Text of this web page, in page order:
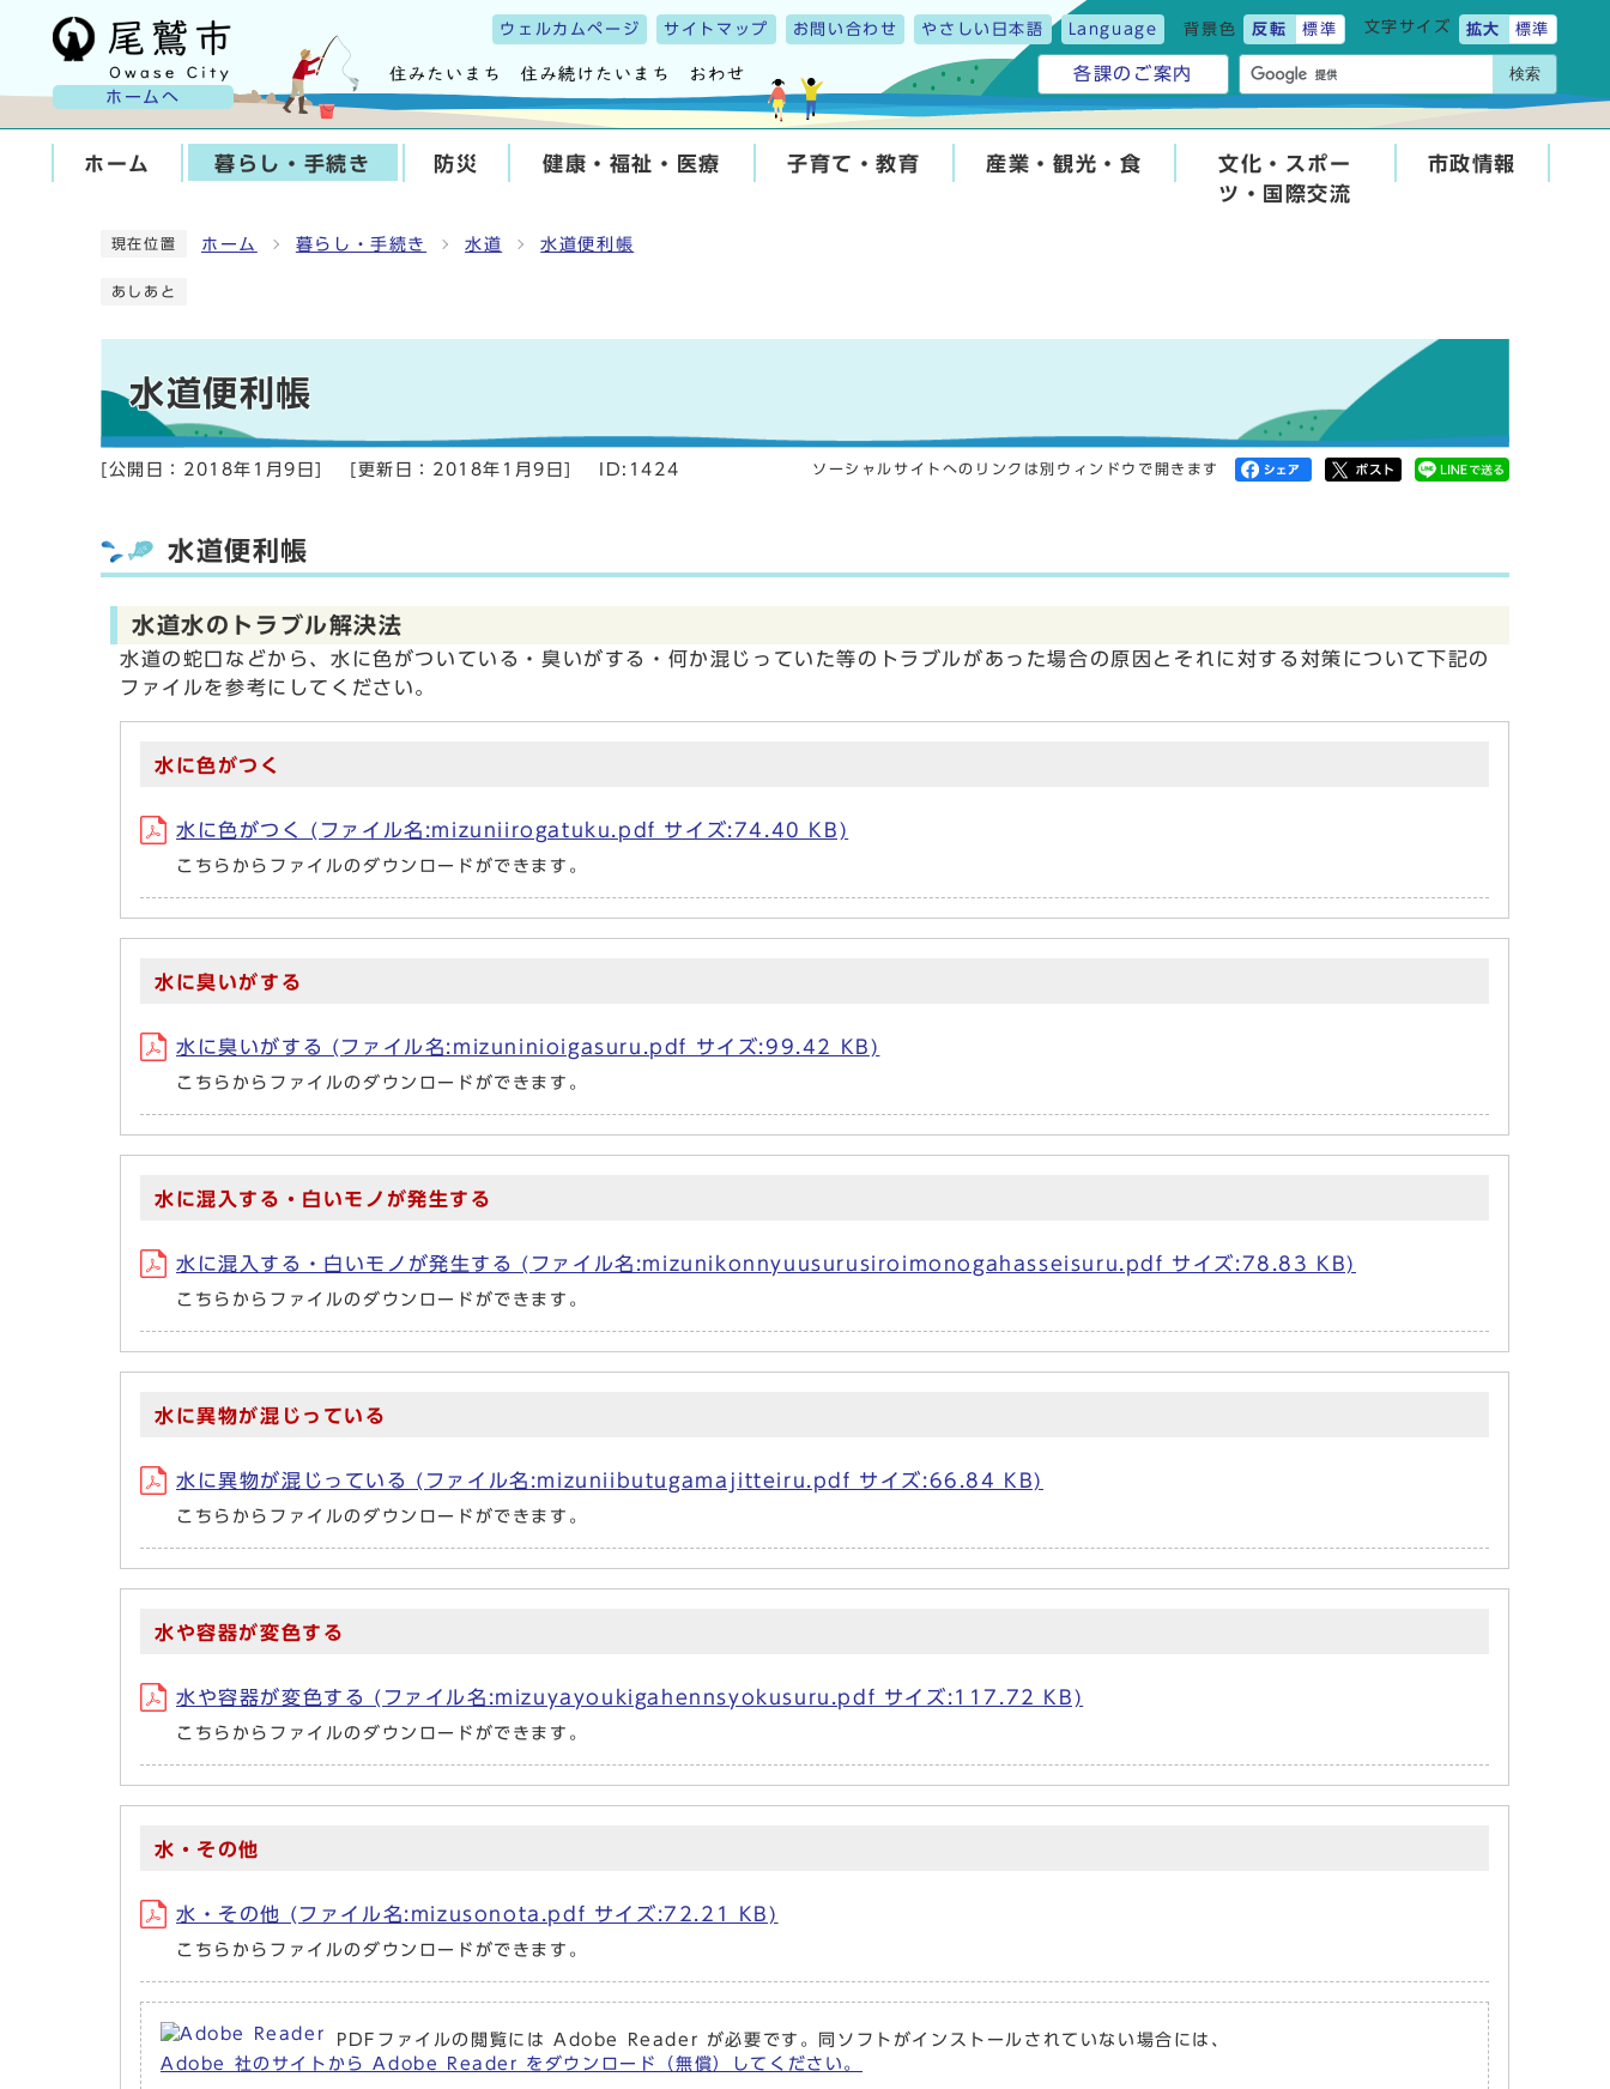
ホームへ
ウェルカムページ サイトマップ お問い合わせ やさしい日本語 Language 背景色 反転 標準 文字サイズ 拡大 標準
各課のご案内 検索
ホーム 暮らし・手続き 防災 健康・福祉・医療 子育て・教育 産業・観光・食
文化・スポー
ツ・国際交流
市政情報
現在位置 ホーム 暮らし・手続き 水道 水道便利帳
あしあと
水道便利帳
[公開日： 2018年1月9日 [更新日： 2018年1月9日 ID:1424 ソーシャルサイトへのリンクは別ウィンドウで開きます
水道便利帳
水道水のトラブル解決法
水道の蛇口などから、水に色がついている・臭いがする・何か混じっていた等のトラブルがあった場合の原因とそれに対する対策について下記の
ファイルを参考にしてください。
水に色がつく
水に色がつく (ファイル名:mizuniirogatuku.pdf サイズ:74.40 KB)
こちらからファイルのダウンロードができます。
水に臭いがする
水に臭いがする (ファイル名:mizuninioigasuru.pdf サイズ:99.42 KB)
こちらからファイルのダウンロードができます。
水に混入する・白いモノが発生する
水に混入する・白いモノが発生する (ファイル名:mizunikonnyuusurusiroimonogahasseisuru.pdf サイズ:78.83 KB)
こちらからファイルのダウンロードができます。
水に異物が混じっている
水に異物が混じっている (ファイル名:mizuniibutugamajitteiru.pdf サイズ:66.84 KB)
こちらからファイルのダウンロードができます。
水や容器が変色する
水や容器が変色する (ファイル名:mizuyayoukigahennsyokusuru.pdf サイズ:117.72 KB)
こちらからファイルのダウンロードができます。
水・その他
水・その他 (ファイル名:mizusonota.pdf サイズ:72.21 KB)
こちらからファイルのダウンロードができます。
PDFファイルの閲覧には Adobe Reader が必要です。同ソフトがインストールされていない場合には、
Adobe 社のサイトから Adobe Reader をダウンロード（無償）してください。